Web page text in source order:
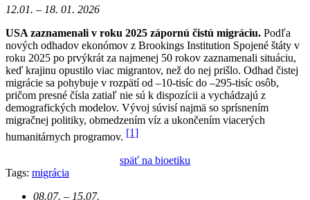
12.01. – 18. 01. 2026
USA zaznamenali v roku 2025 zápornú čistú migráciu. Podľa
nových odhadov ekonómov z Brookings Institution Spojené štáty v
roku 2025 po prvýkrát za najmenej 50 rokov zaznamenali situáciu,
keď krajinu opustilo viac migrantov, než do nej prišlo. Odhad čistej
migrácie sa pohybuje v rozpätí od –10-tisíc do –295-tisíc osôb,
pričom presné čísla zatiaľ nie sú k dispozícii a vychádzajú z
demografických modelov. Vývoj súvisí najmä so sprísnením
migračnej politiky, obmedzením víz a ukončením viacerých
humanitárnych programov. [1]
späť na bioetiku
Tags: migrácia
08.07. – 15.07.